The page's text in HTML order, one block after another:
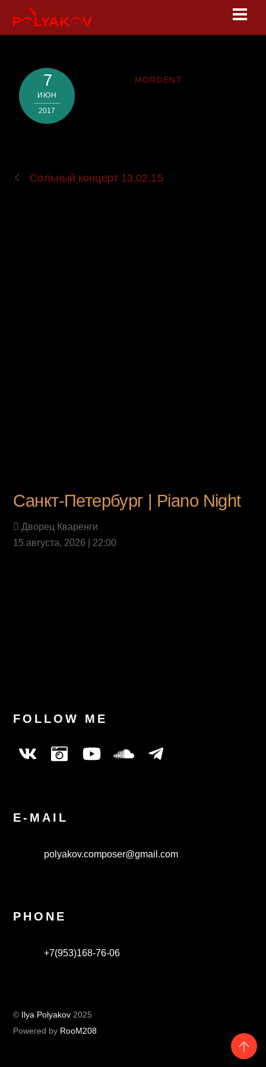
7
ИЮН
2017
MORDENT
Сольный концерт 13.02.15
Санкт-Петербург | Piano Night
Дворец Кваренги
15 августа, 2026 | 22:00
FOLLOW ME
E-MAIL
polyakov.composer@gmail.com
PHONE
+7(953)168-76-06
© Ilya Polyakov 2025
Powered by RooM208